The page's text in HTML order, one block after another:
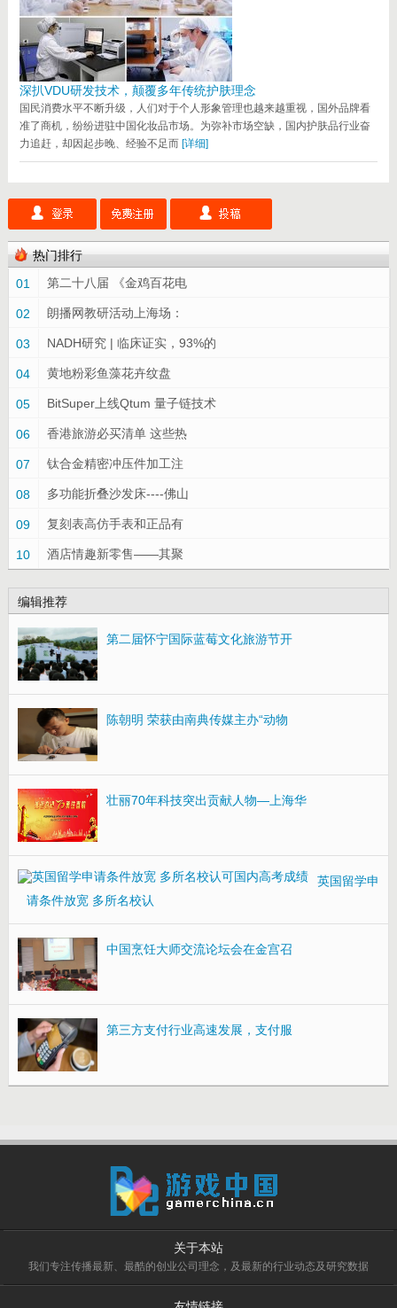
深扒VDU研发技术，颠覆多年传统护肤理念
国民消费水平不断升级，人们对于个人形象管理也越来越重视，国外品牌看
准了商机，纷纷进驻中国化妆品市场。为弥补市场空缺，国内护肤品行业奋
力追赶，却因起步晚、经验不足而 [详细]
热门排行
01
第二十八届 《金鸡百花电
02 朗播网教研活动上海场：
03 NADH研究 | 临床证实，93%的
04 黄地粉彩鱼藻花卉纹盘
05 BitSuper上线Qtum 量子链技术
06 香港旅游必买清单 这些热
07 钛合金精密冲压件加工注
08 多功能折叠沙发床----佛山
09 复刻表高仿手表和正品有
10 酒店情趣新零售——其聚
编辑推荐
第二届怀宁国际蓝莓文化旅游节开
陈朝明 荣获由南典传媒主办“动物
壮丽70年科技突出贡献人物—上海华
英国留学申
请条件放宽 多所名校认
中国烹饪大师交流论坛会在金宫召
第三方支付行业高速发展，支付服
关于本站
我们专注传播最新、最酷的创业公司理念，及最新的行业动态及研究数据